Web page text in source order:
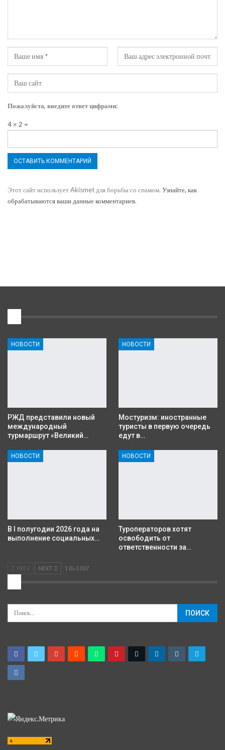
Пожалуйста, введите ответ цифрами:
4 × 2 =
Этот сайт использует Akismet для борьбы со спамом. Узнайте, как
обрабатываются ваши данные комментариев.
НОВОСТИ
РЖД представили новый
международный
турмаршрут «Великий…
НОВОСТИ
Мостуризм: иностранные
туристы в первую очередь
едут в…
НОВОСТИ
В I полугодии 2026 года на
выполнение социальных…
НОВОСТИ
Туроператоров хотят
освободить от
ответственности за…
PREV NEXT 1 Из 2 037